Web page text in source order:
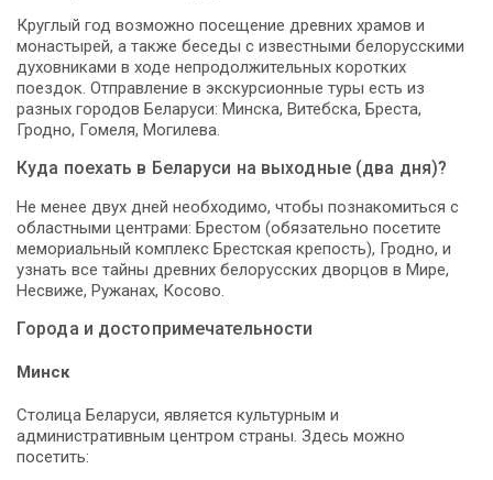
Круглый год возможно посещение древних храмов и
монастырей, а также беседы с известными белорусскими
духовниками в ходе непродолжительных коротких
поездок. Отправление в экскурсионные туры есть из
разных городов Беларуси: Минска, Витебска, Бреста,
Гродно, Гомеля, Могилева.
Куда поехать в Беларуси на выходные (два дня)?
Не менее двух дней необходимо, чтобы познакомиться с
областными центрами: Брестом (обязательно посетите
мемориальный комплекс Брестская крепость), Гродно, и
узнать все тайны древних белорусских дворцов в Мире,
Несвиже, Ружанах, Косово.
Города и достопримечательности
Минск
Столица Беларуси, является культурным и
административным центром страны. Здесь можно
посетить: